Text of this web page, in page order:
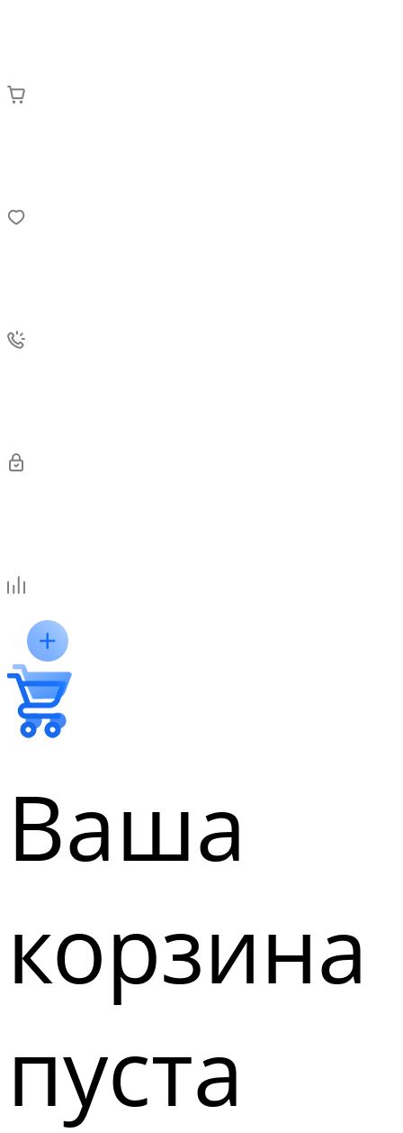
Ваша
корзина
пуста